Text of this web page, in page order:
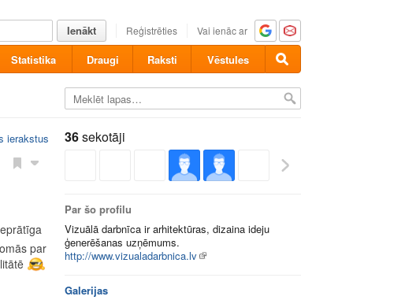
Ienākt Reģistrēties Vai ienāc ar
Statistika Draugi Raksti Vēstules
ierakstus
par
36sekotāji
Par šo profilu
Vizuālā darbnīca ir arhitektūras, dizaina ideju
ģenerēšanas uzņēmums.
http://www.vizualadarbnica.lv
Galerijas